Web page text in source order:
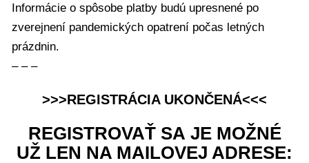
Informácie o spôsobe platby budú upresnené po
zverejnení pandemických opatrení počas letných
prázdnin.
– – –
>>>REGISTRÁCIA UKONČENÁ<<<
REGISTROVAŤ SA JE MOŽNÉ
UŽ LEN NA MAILOVEJ ADRESE: